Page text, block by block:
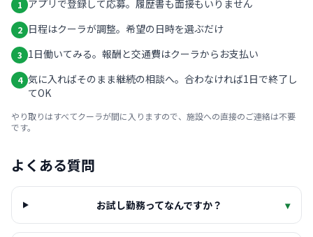
1 アプリで登録して応募。履歴書も面接もいりません
2 日程はクーラが調整。希望の日時を選ぶだけ
3 1日働いてみる。報酬と交通費はクーラからお支払い
4 気に入ればそのまま継続の相談へ。合わなければ1日で終了し
てOK
やり取りはすべてクーラが間に入りますので、施設への直接のご連絡は不要
です。
よくある質問
お試し勤務ってなんですか？ ▾